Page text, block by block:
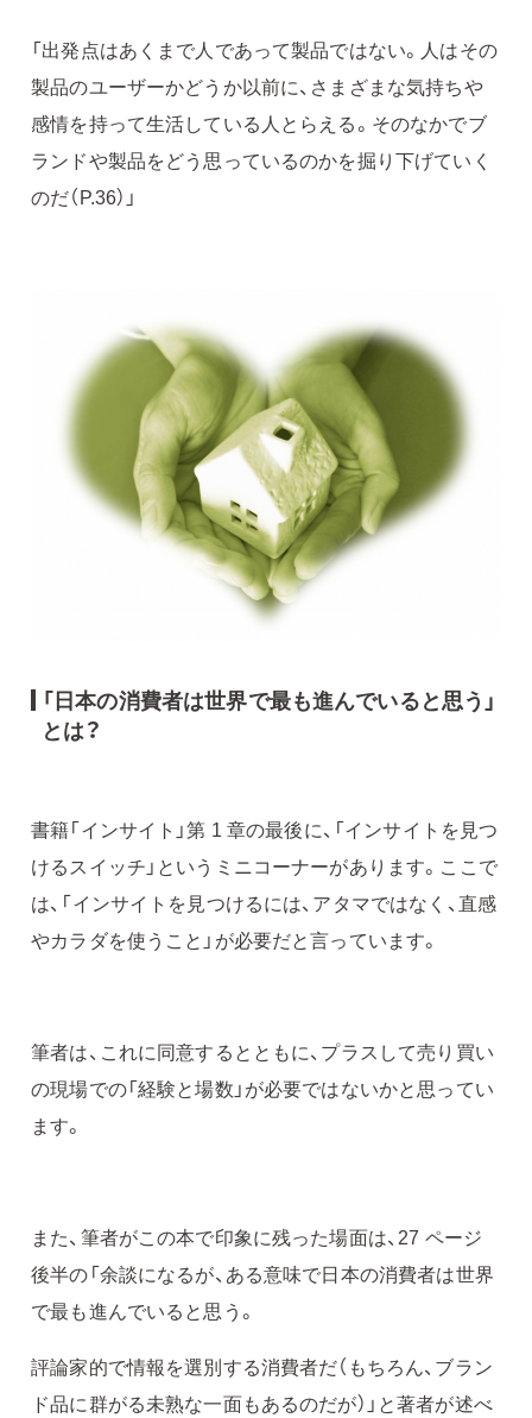
「出発点はあくまで人であって製品ではない。人はその
製品のユーザーかどうか以前に、さまざまな気持ちや
感情を持って生活している人とらえる。そのなかでブ
ランドや製品をどう思っているのかを掘り下げていく
のだ（P.36）」
「日本の消費者は世界で最も進んでいると思う」
とは？
書籍「インサイト」第 1 章の最後に、「インサイトを見つ
けるスイッチ」というミニコーナーがあります。ここで
は、「インサイトを見つけるには、アタマではなく、直感
やカラダを使うこと」が必要だと言っています。
筆者は、これに同意するとともに、プラスして売り買い
の現場での「経験と場数」が必要ではないかと思ってい
ます。
また、筆者がこの本で印象に残った場面は、27 ページ
後半の「余談になるが、ある意味で日本の消費者は世界
で最も進んでいると思う。
評論家的で情報を選別する消費者だ（もちろん、ブラン
ド品に群がる未熟な一面もあるのだが）」と著者が述べ